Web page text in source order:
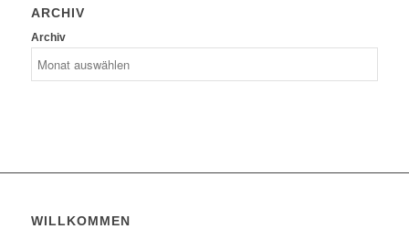
ARCHIV
Archiv
WILLKOMMEN